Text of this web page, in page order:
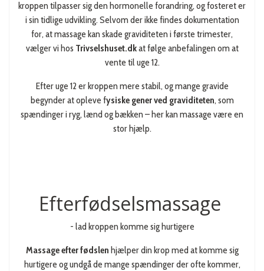
kroppen tilpasser sig den hormonelle forandring, og fosteret er
i sin tidlige udvikling. Selvom der ikke findes dokumentation
for, at massage kan skade graviditeten i første trimester,
vælger vi hos Trivselshuset.dkat følge anbefalingen om at
vente til uge 12.
Efter uge 12 er kroppen mere stabil, og mange gravide
begynder at opleve fysiske gener ved graviditeten, som
spændinger i ryg, lænd og bækken – her kan massage være en
stor hjælp.
Efterfødselsmassage
- lad kroppen komme sig hurtigere
Massage efter fødslen hjælper din krop med at komme sig
hurtigere og undgå de mange spændinger der ofte kommer,